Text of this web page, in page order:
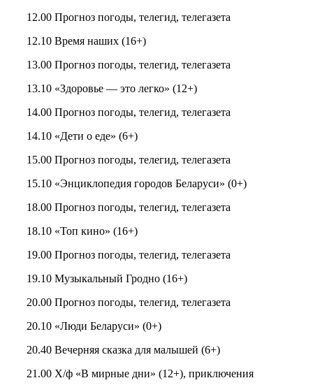
12.00 Прогноз погоды, телегид, телегазета
12.10 Время наших (16+)
13.00 Прогноз погоды, телегид, телегазета
13.10 «Здоровье — это легко» (12+)
14.00 Прогноз погоды, телегид, телегазета
14.10 «Дети о еде» (6+)
15.00 Прогноз погоды, телегид, телегазета
15.10 «Энциклопедия городов Беларуси» (0+)
18.00 Прогноз погоды, телегид, телегазета
18.10 «Топ кино» (16+)
19.00 Прогноз погоды, телегид, телегазета
19.10 Музыкальный Гродно (16+)
20.00 Прогноз погоды, телегид, телегазета
20.10 «Люди Беларуси» (0+)
20.40 Вечерняя сказка для малышей (6+)
21.00 Х/ф «В мирные дни» (12+), приключения